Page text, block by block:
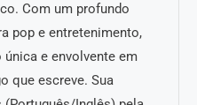
Com um profundo
pop e entretenimento,
e envolvente em
que escreve. Sua